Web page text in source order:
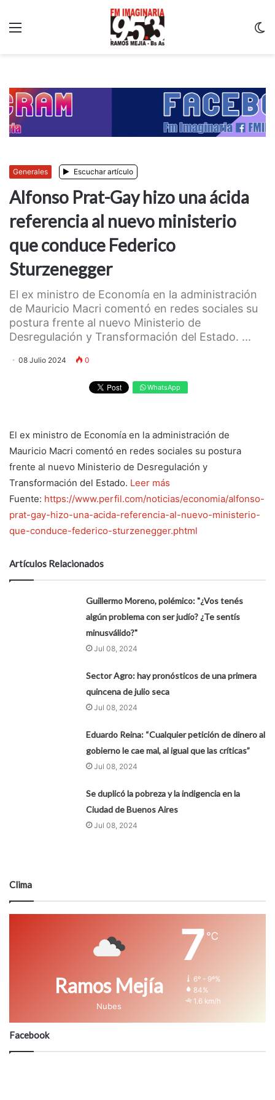
Generales Escuchar artículo
Alfonso Prat-Gay hizo una ácida
referencia al nuevo ministerio
que conduce Federico
Sturzenegger
El ex ministro de Economía en la administración
de Mauricio Macri comentó en redes sociales su
postura frente al nuevo Ministerio de
Desregulación y Transformación del Estado. ...
08 Julio 2024 0
WhatsApp
El ex ministro de Economía en la administración de
Mauricio Macri comentó en redes sociales su postura
frente al nuevo Ministerio de Desregulación y
Transformación del Estado. Leer más
Fuente: https://www.perfil.com/noticias/economia/alfonso-
prat-gay-hizo-una-acida-referencia-al-nuevo-ministerio-
que-conduce-federico-sturzenegger.phtml
Artículos Relacionados
Guillermo Moreno, polémico: "¿Vos tenés
algún problema con ser judío? ¿Te sentís
minusválido?"
Jul 08, 2024
Sector Agro: hay pronósticos de una primera
quincena de julio seca
Jul 08, 2024
Eduardo Reina: “Cualquier petición de dinero al
gobierno le cae mal, al igual que las críticas”
Jul 08, 2024
Se duplicó la pobreza y la indigencia en la
Ciudad de Buenos Aires
Jul 08, 2024
Clima
Ramos Mejía
Nubes
7 ℃
6º - 9º%
84%
1.6 km/h
Facebook